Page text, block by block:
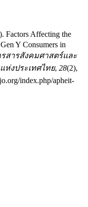
Affecting the
Y Consumers in
รสารสังคมศาสตร์และ
งประเทศไทย, 28(2),
index.php/apheit-